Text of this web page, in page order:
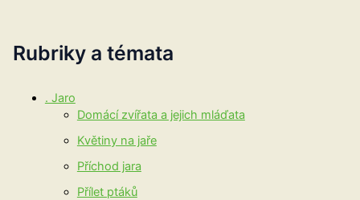
Rubriky a témata
. Jaro
Domácí zvířata a jejich mláďata
Květiny na jaře
Příchod jara
Přílet ptáků